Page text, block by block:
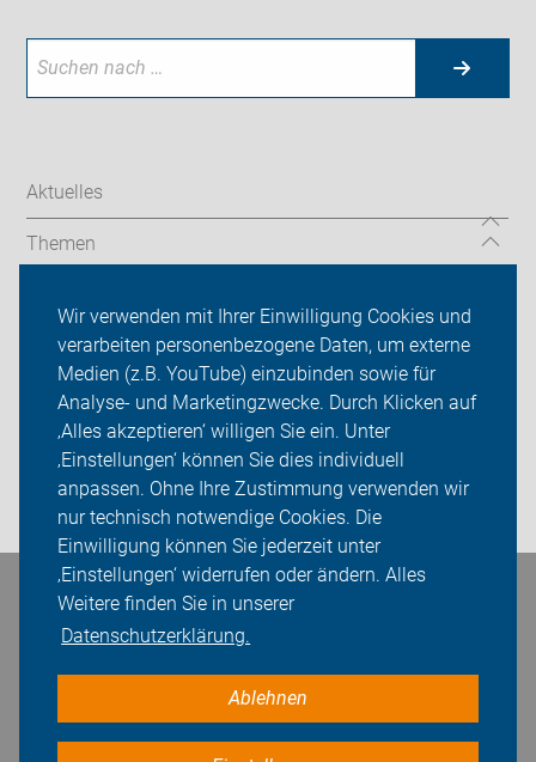
Wir verwenden mit Ihrer Einwilligung Cookies und
verarbeiten personenbezogene Daten, um externe
Medien (z.B. YouTube) einzubinden sowie für
Analyse- und Marketingzwecke. Durch Klicken auf
‚Alles akzeptieren‘ willigen Sie ein. Unter
‚Einstellungen‘ können Sie dies individuell
anpassen. Ohne Ihre Zustimmung verwenden wir
nur technisch notwendige Cookies. Die
Einwilligung können Sie jederzeit unter
‚Einstellungen‘ widerrufen oder ändern. Alles
Weitere finden Sie in unserer
Datenschutzerklärung.
Ablehnen
Aktuelles
Themen
Das machen wir
Sei dabei
Presse
Login
Bleiben Sie in Kontakt